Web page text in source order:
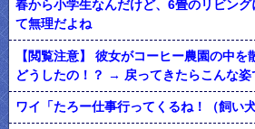
春から小学生なんだけど、6畳のリビン
て無理だよね
【閲覧注意】 彼女がコーヒー農園の中
どうしたの！？ → 戻ってきたらこんな
ワイ「たろー仕事行ってくるね！（飼い